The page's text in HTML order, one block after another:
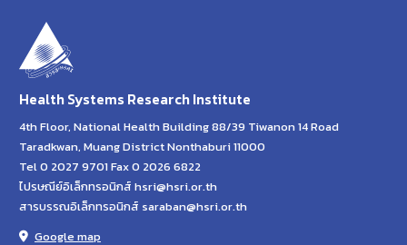
Health Systems Research Institute
4th Floor, National Health Building 88/39 Tiwanon 14 Road
Taradkwan, Muang District Nonthaburi 11000
Tel 0 2027 9701 Fax 0 2026 6822
ไปรษณีย์อิเล็กทรอนิกส์ hsri@hsri.or.th
สารบรรณอิเล็กทรอนิกส์ saraban@hsri.or.th
Google map